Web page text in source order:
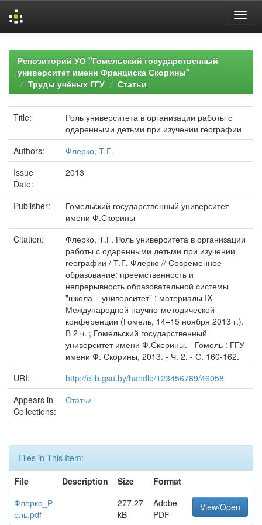
navigationРепозиторий УО "Гомельский государственный
университет имени Франциска Скорины"
Труды учёных ГГУ
Статьи
Title:
Роль университета в организации работы с
одаренными детьми при изучении географии
Authors:
Флерко, Т.Г.
Issue
Date:
2013
Publisher:
Гомельский государственный университет
имени Ф.Скорины
Citation:
Флерко, Т.Г. Роль университета в организации
работы с одаренными детьми при изучении
географии / Т.Г. Флерко // Современное
образование: преемственность и
непрерывность образовательной системы
"школа – университет" : материалы IX
Международной научно-методической
конференции (Гомель, 14–15 ноября 2013 г.).
В 2 ч. ; Гомельский государственный
университет имени Ф.Скорины. - Гомель : ГГУ
имени Ф. Скорины, 2013. - Ч. 2. - С. 160-162.
URI:
http://elib.gsu.by/handle/123456789/46058
Appears in
Collections:
Статьи
Files in This Item:
File
Description Size
Format
Флерко_Р
оль.pdf
277.27
kB
Adobe
PDF
View/Open